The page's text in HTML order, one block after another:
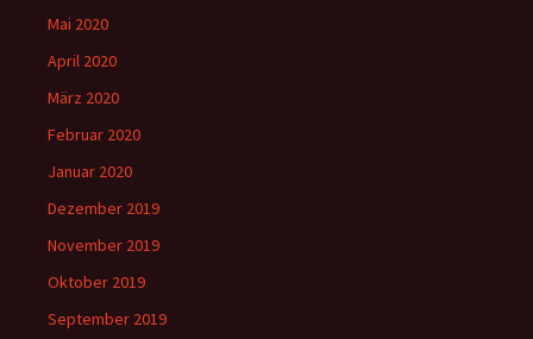
Mai 2020
April 2020
März 2020
Februar 2020
Januar 2020
Dezember 2019
November 2019
Oktober 2019
September 2019